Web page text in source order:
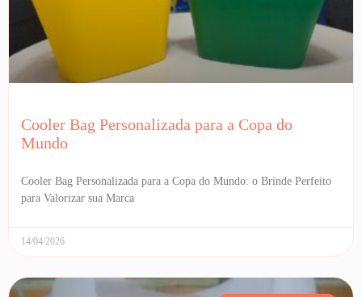
Cooler Bag Personalizada para a Copa do
Mundo
Cooler Bag Personalizada para a Copa do Mundo: o Brinde Perfeito
para Valorizar sua Marca
14/04/2026